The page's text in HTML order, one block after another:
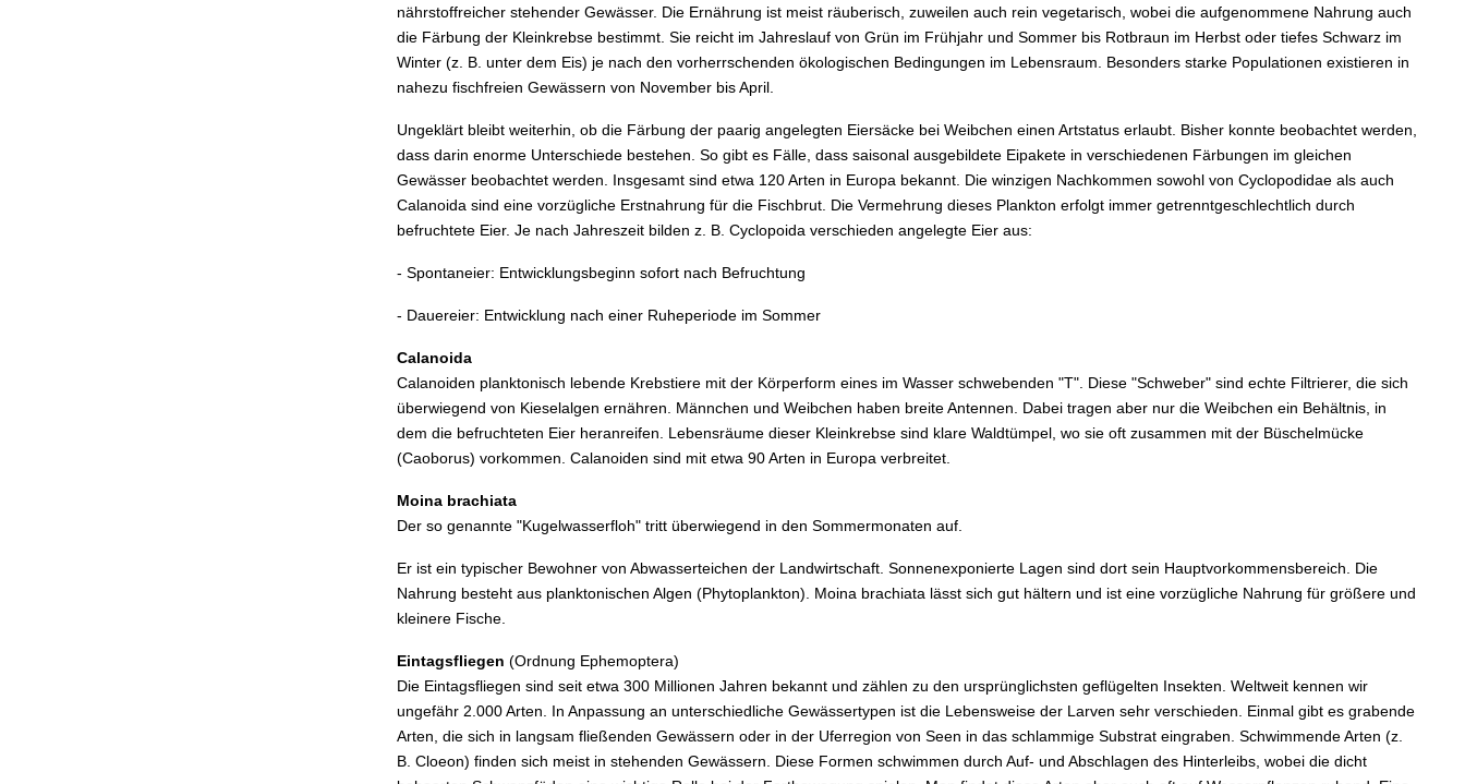
nährstoffreicher stehender Gewässer. Die Ernährung ist meist räuberisch, zuweilen auch rein vegetarisch, wobei die aufgenommene Nahrung auch
die Färbung der Kleinkrebse bestimmt. Sie reicht im Jahreslauf von Grün im Frühjahr und Sommer bis Rotbraun im Herbst oder tiefes Schwarz im
Winter (z. B. unter dem Eis) je nach den vorherrschenden ökologischen Bedingungen im Lebensraum. Besonders starke Populationen existieren in
nahezu fischfreien Gewässern von November bis April.
Ungeklärt bleibt weiterhin, ob die Färbung der paarig angelegten Eiersäcke bei Weibchen einen Artstatus erlaubt. Bisher konnte beobachtet werden,
dass darin enorme Unterschiede bestehen. So gibt es Fälle, dass saisonal ausgebildete Eipakete in verschiedenen Färbungen im gleichen
Gewässer beobachtet werden. Insgesamt sind etwa 120 Arten in Europa bekannt. Die winzigen Nachkommen sowohl von Cyclopodidae als auch
Calanoida sind eine vorzügliche Erstnahrung für die Fischbrut. Die Vermehrung dieses Plankton erfolgt immer getrenntgeschlechtlich durch
befruchtete Eier. Je nach Jahreszeit bilden z. B. Cyclopoida verschieden angelegte Eier aus:
- Spontaneier: Entwicklungsbeginn sofort nach Befruchtung
- Dauereier: Entwicklung nach einer Ruheperiode im Sommer
Calanoida
Calanoiden planktonisch lebende Krebstiere mit der Körperform eines im Wasser schwebenden "T". Diese "Schweber" sind echte Filtrierer, die sich
überwiegend von Kieselalgen ernähren. Männchen und Weibchen haben breite Antennen. Dabei tragen aber nur die Weibchen ein Behältnis, in
dem die befruchteten Eier heranreifen. Lebensräume dieser Kleinkrebse sind klare Waldtümpel, wo sie oft zusammen mit der Büschelmücke
(Caoborus) vorkommen. Calanoiden sind mit etwa 90 Arten in Europa verbreitet.
Moina brachiata
Der so genannte "Kugelwasserfloh" tritt überwiegend in den Sommermonaten auf.
Er ist ein typischer Bewohner von Abwasserteichen der Landwirtschaft. Sonnenexponierte Lagen sind dort sein Hauptvorkommensbereich. Die
Nahrung besteht aus planktonischen Algen (Phytoplankton). Moina brachiata lässt sich gut hältern und ist eine vorzügliche Nahrung für größere und
kleinere Fische.
Eintagsfliegen (Ordnung Ephemoptera)
Die Eintagsfliegen sind seit etwa 300 Millionen Jahren bekannt und zählen zu den ursprünglichsten geflügelten Insekten. Weltweit kennen wir
ungefähr 2.000 Arten. In Anpassung an unterschiedliche Gewässertypen ist die Lebensweise der Larven sehr verschieden. Einmal gibt es grabende
Arten, die sich in langsam fließenden Gewässern oder in der Uferregion von Seen in das schlammige Substrat eingraben. Schwimmende Arten (z.
B. Cloeon) finden sich meist in stehenden Gewässern. Diese Formen schwimmen durch Auf- und Abschlagen des Hinterleibs, wobei die dicht